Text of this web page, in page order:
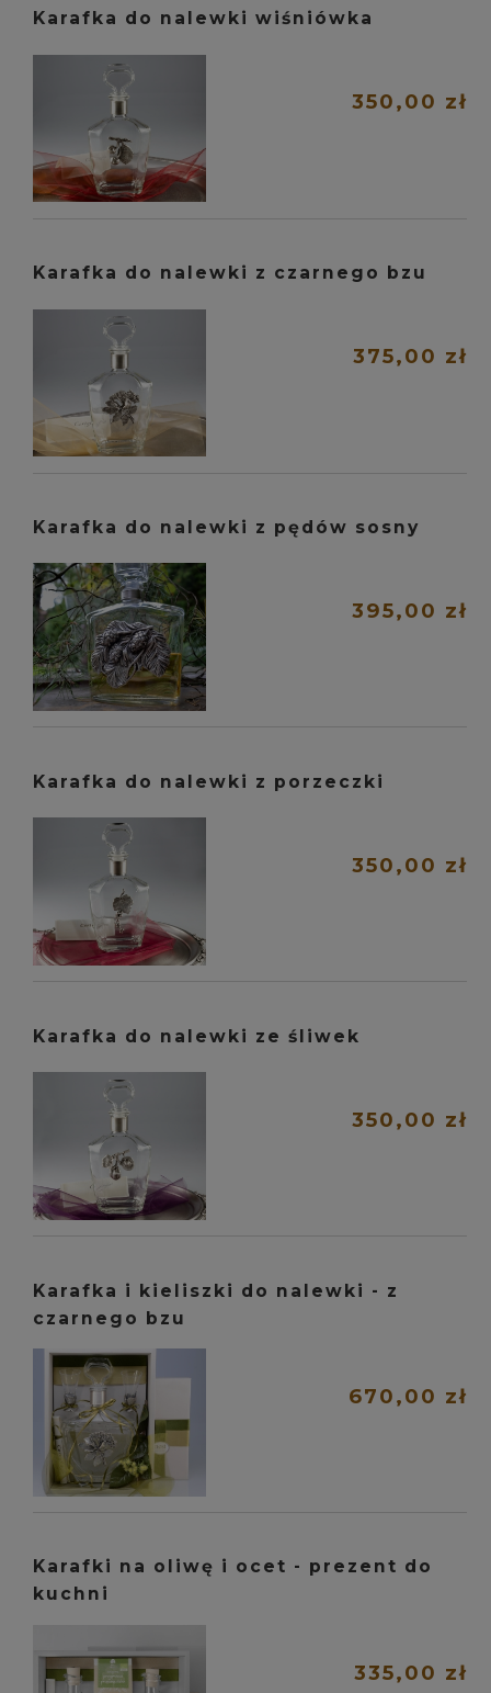
Karafka do nalewki wiśniówka
350,00 zł
Karafka do nalewki z czarnego bzu
375,00 zł
Karafka do nalewki z pędów sosny
395,00 zł
Karafka do nalewki z porzeczki
350,00 zł
Karafka do nalewki ze śliwek
350,00 zł
Karafka i kieliszki do nalewki - z
czarnego bzu
670,00 zł
Karafki na oliwę i ocet - prezent do
kuchni
335,00 zł